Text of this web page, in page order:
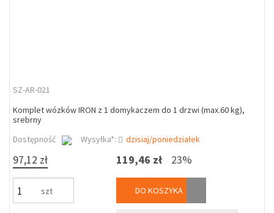
SZ-AR-021
Komplet wózków IRON z 1 domykaczem do 1 drzwi (max.60 kg),
srebrny
Dostępność
Wysyłka*: dzisiaj/poniedziałek
97,12 zł
szt
119,46 zł 23%
DO KOSZYKA